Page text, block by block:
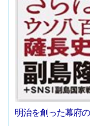
明治を創った幕府